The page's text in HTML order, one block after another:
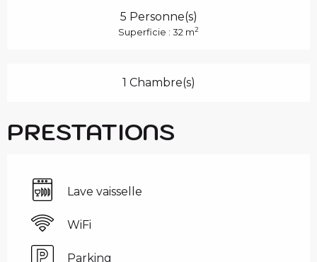
5 Personne(s)
Superficie : 32 m2
1 Chambre(s)
PRESTATIONS
Lave vaisselle
WiFi
Parking